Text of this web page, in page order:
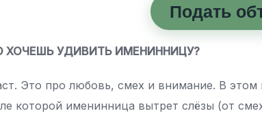
Подать
ХОЧЕШЬ УДИВИТЬ ИМЕНИННИЦУ?
Это про любовь, смех и внимание. В этом
которой именинница вытрет слёзы (от